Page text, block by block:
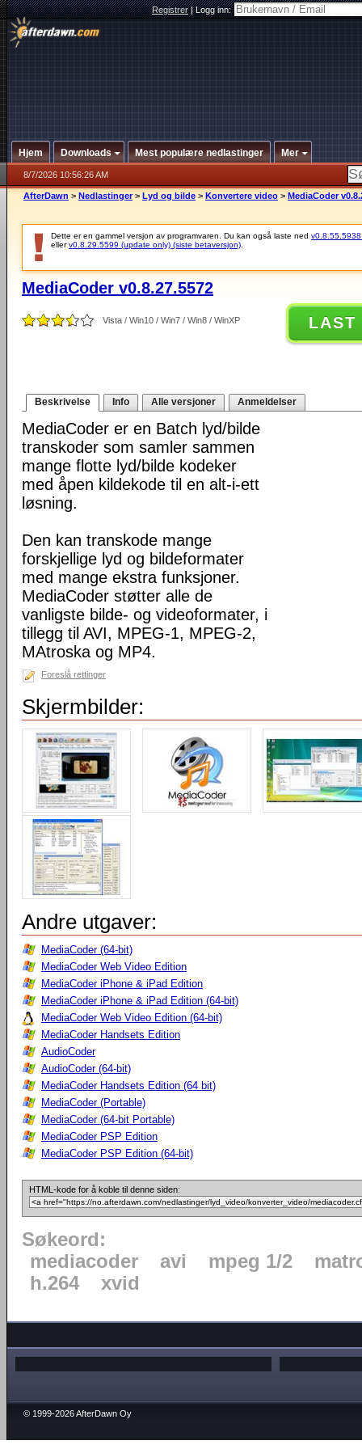
Registrer|Logg inn:
Hjem Downloads Mest populære nedlastinger Mer
8/7/2026 10:56:26 AM
AfterDawn > Nedlastinger > Lyd og bilde > Konvertere video > MediaCoder
Dette er en gammel versjon av programvaren. Du kan også laste ned v0.8.55.5938
ellerv0.8.29.5599 (update only) (siste betaversjon)
MediaCoder v0.8.27.5572
Vista / Win10 / Win7 / Win8 / WinXP LAST
Beskrivelse Info Alle versjoner Anmeldelser
MediaCoder er en Batch lyd/bilde
transkoder som samler sammen
mange flotte lyd/bilde kodeker
med åpen kildekode til en alt-i-ett
løsning.
Den kan transkode mange
forskjellige lyd og bildeformater
med mange ekstra funksjoner.
MediaCoder støtter alle de
vanligste bilde- og videoformater, i
tillegg til AVI, MPEG-1, MPEG-2,
MAtroska og MP4.
Foreslå rettinger
Skjermbilder:
Andre utgaver:
MediaCoder (64-bit)
MediaCoder Web Video Edition
MediaCoder iPhone & iPad Edition
MediaCoder iPhone & iPad Edition (64-bit)
MediaCoder Web Video Edition (64-bit)
MediaCoder Handsets Edition
AudioCoder
AudioCoder (64-bit)
MediaCoder Handsets Edition (64 bit)
MediaCoder (Portable)
MediaCoder (64-bit Portable)
MediaCoder PSP Edition
MediaCoder PSP Edition (64-bit)
HTML-kode for å koble til denne siden:
Søkeord:
mediacoder
avi mpeg 1/2
h.264
xvid
© 1999-2026 AfterDawn Oy